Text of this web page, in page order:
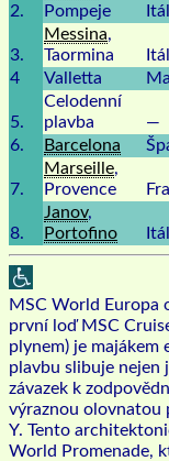
2.
Pompeje
3.
Messina,
Taormina
4
Valletta
5.
Celodenní
plavba
—
6.
Barcelona
7.
Marseille,
Provence
8.
Janov,
Portofino
MSC World Europa
první loď MSC
plynem) je
plavbu slibuje nejen
závazek k
výraznou olovnatou
Y. Tento
World Promenade,